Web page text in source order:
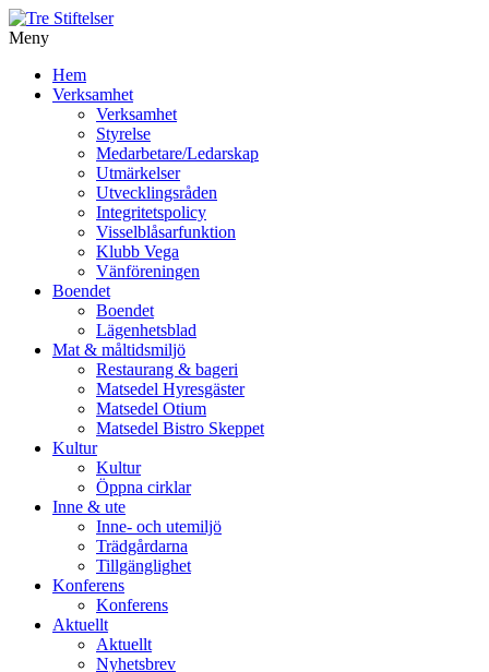
Meny
vidare
Hem
Verksamhet
Verksamhet
Styrelse
Medarbetare/Ledarskap
Utmärkelser
Utvecklingsråden
Integritetspolicy
Visselblåsarfunktion
Klubb Vega
Vänföreningen
Boendet
Boendet
Lägenhetsblad
Mat & måltidsmiljö
Restaurang & bageri
Matsedel Hyresgäster
Matsedel Otium
Matsedel Bistro Skeppet
Kultur
Kultur
Öppna cirklar
Inne & ute
Inne- och utemiljö
Trädgårdarna
Tillgänglighet
Konferens
Konferens
Aktuellt
Aktuellt
Nyhetsbrev